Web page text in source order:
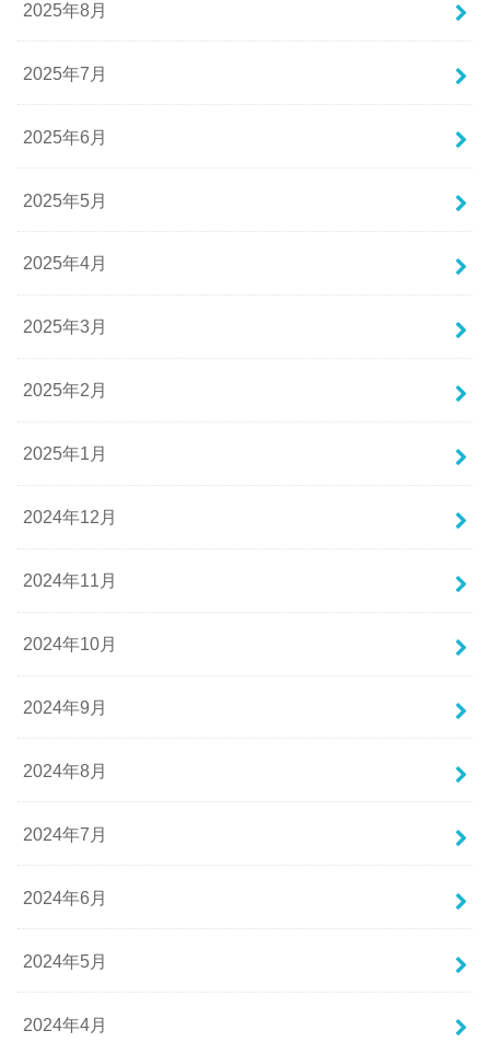
2025年8月
2025年7月
2025年6月
2025年5月
2025年4月
2025年3月
2025年2月
2025年1月
2024年12月
2024年11月
2024年10月
2024年9月
2024年8月
2024年7月
2024年6月
2024年5月
2024年4月